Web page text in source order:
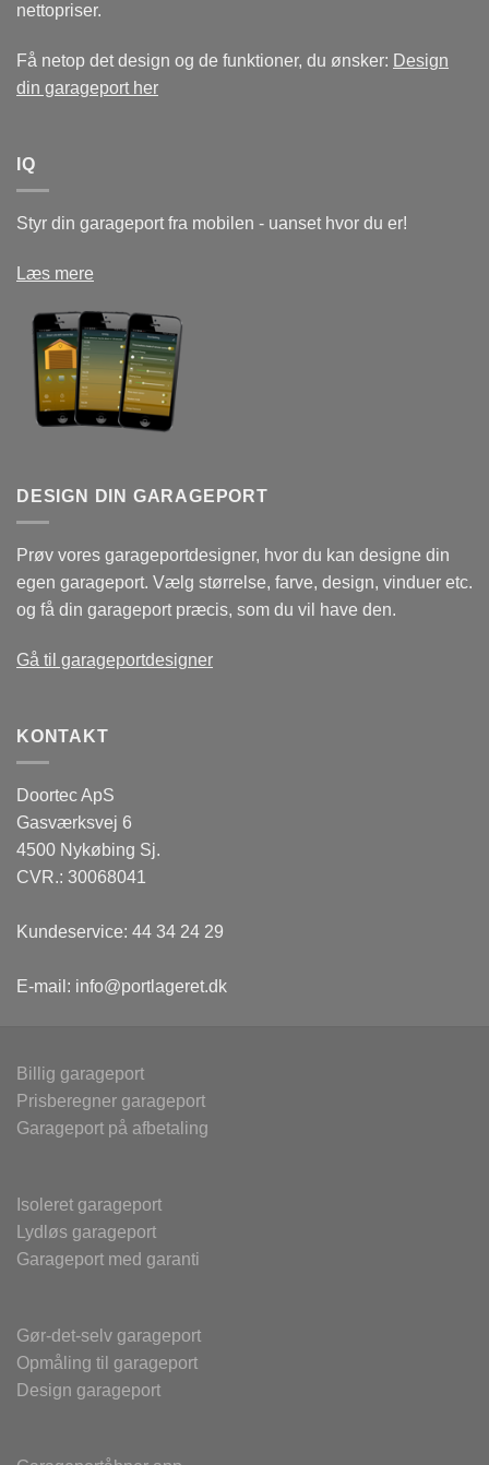
nettopriser.
Få netop det design og de funktioner, du ønsker: Design
din garageport her
IQ
Styr din garageport fra mobilen - uanset hvor du er!
Læs mere
DESIGN DIN GARAGEPORT
Prøv vores garageportdesigner, hvor du kan designe din
egen garageport. Vælg størrelse, farve, design, vinduer etc.
og få din garageport præcis, som du vil have den.
Gå til garageportdesigner
KONTAKT
Doortec ApS
Gasværksvej 6
4500 Nykøbing Sj.
CVR.: 30068041
Kundeservice: 44 34 24 29
E-mail: info@portlageret.dk
Billig garageport
Prisberegner garageport
Garageport på afbetaling
Isoleret garageport
Lydløs garageport
Garageport med garanti
Gør-det-selv garageport
Opmåling til garageport
Design garageport